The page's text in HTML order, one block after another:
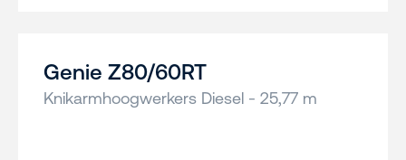
Genie Z80/60RT
Knikarmhoogwerkers Diesel - 25,77 m